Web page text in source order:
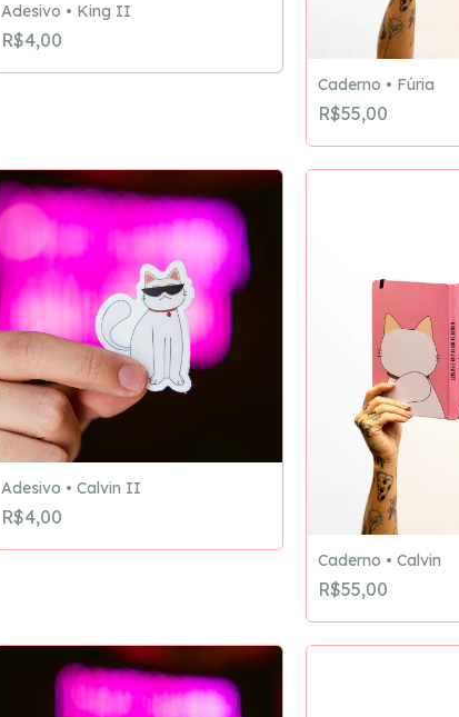
Adesivo • King II
R$4,00
Caderno • Fúria
R$55,00
Adesivo • Calvin II
R$4,00
Caderno • Calvin
R$55,00